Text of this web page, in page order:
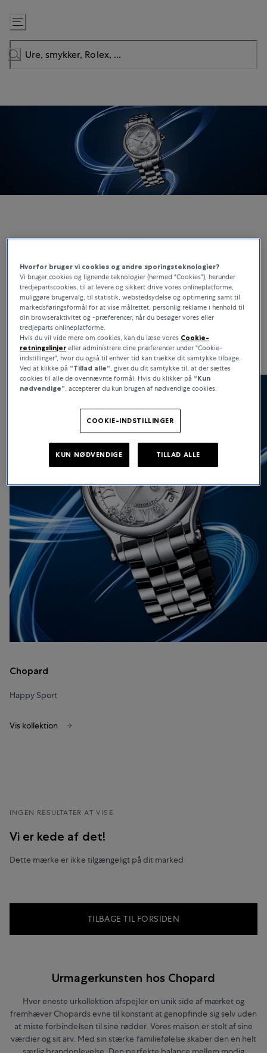
Gå
til
indhold
URE
Chopard
Som en anerkendt ekspert i fin urmagerkunst og haute joaillerie er
Chopard verden over kendt for sin modige kreativitet og
konsekvente overholdelse af etiske principper. Chopard-ure står
ikke blot for tradition og stærk moral, men også for enestående
alsidighed, der har gjort indtryk i årtier.
Chopard
Happy Sport
Vis kollektion
INGEN RESULTATER AT VISE
Vi er kede af det!
Dette mærke er ikke tilgængeligt på dit marked
TILBAGE TIL FORSIDEN
Urmagerkunsten hos Chopard
Hver eneste urkollektion afspejler en unik side af mærket og
fremhæver Chopards evne til konstant at genopfinde sig selv uden
at miste forbindelsen til sine rødder. Vores maison er stolt af sine
værdier og sit arv. Med sin stærke familiefølelse skaber den en helt
Hvorfor bruger vi cookies og andre sporingsteknologier?
Vi bruger cookies og lignende teknologier (hermed "Cookies"), herunder
tredjepartscookies, til at levere og sikkert drive vores onlineplatforme,
muliggøre brugervalg, til statistik, webstedsydelse og optimering samt til
markedsføringsformål for at vise målrettet, personlig reklame i henhold til
din browseraktivitet og -præferencer, når du besøger vores eller
tredjeparts onlineplatforme.
Hvis du vil vide mere om cookies, kan du læse vores Cookie-
retningslinjer eller administrere dine præferencer under "Cookie-
indstillinger", hvor du også til enhver tid kan trække dit samtykke tilbage.
Ved at klikke på “Tillad alle“, giver du dit samtykke til, at der sættes
cookies til alle de ovennævnte formål. Hvis du klikker på “Kun
nødvendige”, accepterer du kun brugen af nødvendige cookies.
COOKIE-INDSTILLINGER
KUN NØDVENDIGE TILLAD ALLE